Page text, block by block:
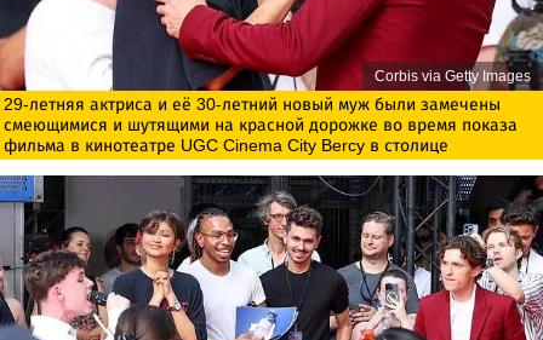
Corbis via Getty Images
29-летняя актриса и её 30-летний новый муж были замечены
смеющимися и шутящими на красной дорожке во время показа
фильма в кинотеатре UGC Cinema City Bercy в столице